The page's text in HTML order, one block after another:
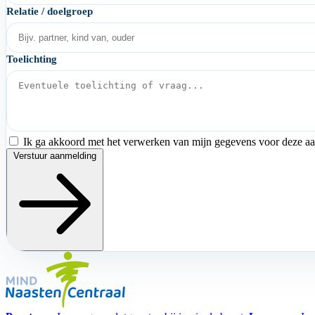
Relatie / doelgroep
Toelichting
Ik ga akkoord met het verwerken van mijn gegevens voor deze